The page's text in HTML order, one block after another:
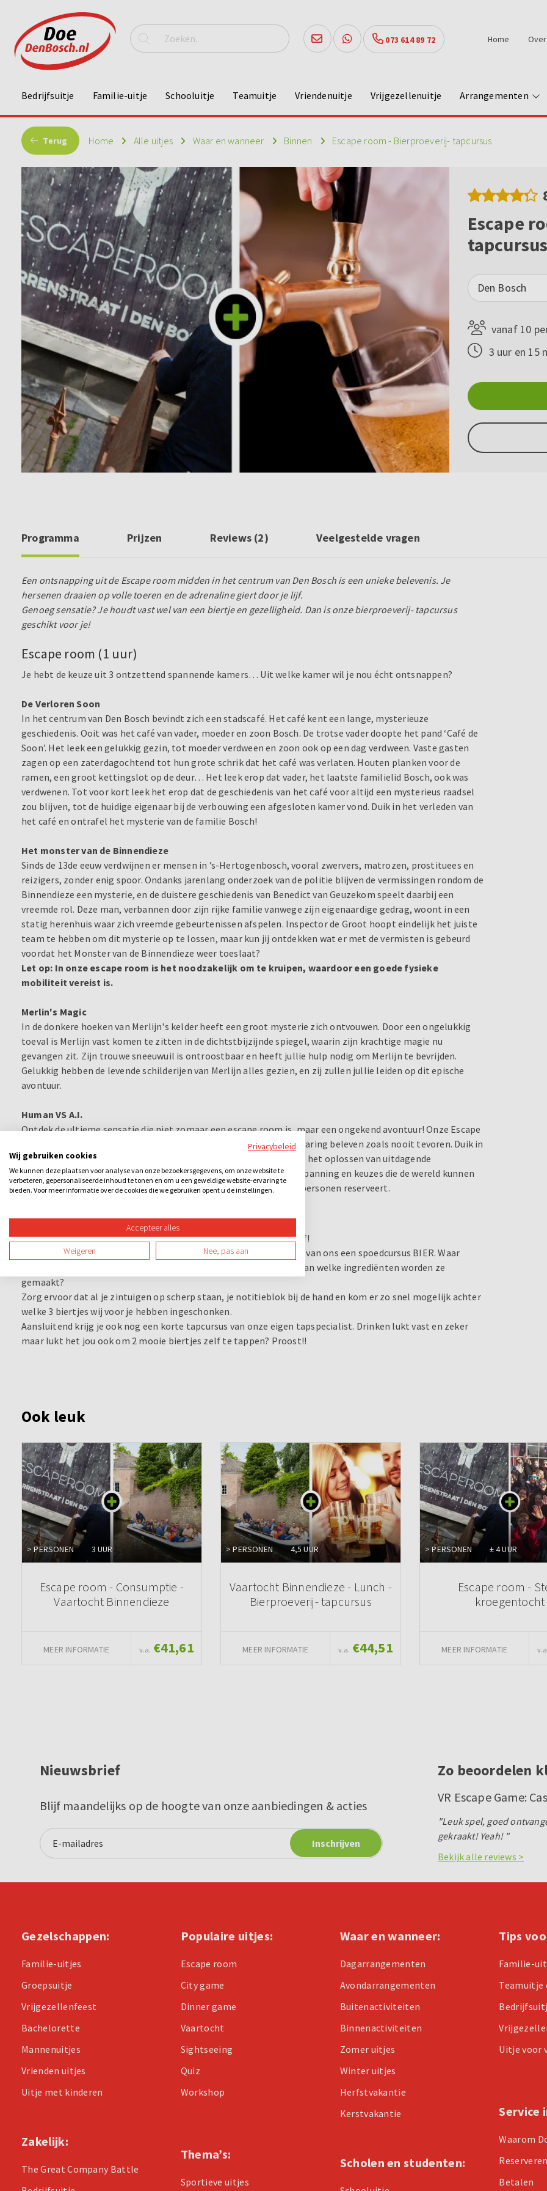
073 614 89 72 Home
Bedrijfsuitje Familie-uitje Schooluitje Teamuitje Vriendenuitje Vrijgezellenuitje Arrangementen
Terug Home Alle uitjes Waar en wanneer Binnen Escape room - Bierproeverij- tapcursus
Escape
Den Bosch
vanaf 10
3 uur en 15
Programma Prijzen Reviews (2) Veelgestelde vragen
Een ontsnapping uit de Escape room midden in het centrum van Den Bosch is een unieke belevenis. Je
hersenen draaien op volle toeren en de adrenaline giert door je lijf.
Genoeg sensatie? Je houdt vast wel van een biertje en gezelligheid. Dan is onze bierproeverij- tapcursus
geschikt voor je!
Escape room (1 uur)
Je hebt de keuze uit 3 ontzettend spannende kamers… Uit welke kamer wil je nou écht ontsnappen?
De Verloren Soon
In het centrum van Den Bosch bevindt zich een stadscafé. Het café kent een lange, mysterieuze
geschiedenis. Ooit was het café van vader, moeder en zoon Bosch. De trotse vader doopte het pand ‘Café de
Soon’. Het leek een gelukkig gezin, tot moeder verdween en zoon ook op een dag verdween. Vaste gasten
zagen op een zaterdagochtend tot hun grote schrik dat het café was verlaten. Houten planken voor de
ramen, een groot kettingslot op de deur… Het leek erop dat vader, het laatste familielid Bosch, ook was
verdwenen. Tot voor kort leek het erop dat de geschiedenis van het café voor altijd een mysterieus raadsel
zou blijven, tot de huidige eigenaar bij de verbouwing een afgesloten kamer vond. Duik in het verleden van
het café en ontrafel het mysterie van de familie Bosch!
Het monster van de Binnendieze
Sinds de 13de eeuw verdwijnen er mensen in ’s-Hertogenbosch, vooral zwervers, matrozen, prostituees en
reizigers, zonder enig spoor. Ondanks jarenlang onderzoek van de politie blijven de vermissingen rondom de
Binnendieze een mysterie, en de duistere geschiedenis van Benedict van Geuzekom speelt daarbij een
vreemde rol. Deze man, verbannen door zijn rijke familie vanwege zijn eigenaardige gedrag, woont in een
statig herenhuis waar zich vreemde gebeurtenissen afspelen. Inspector de Groot hoopt eindelijk het juiste
team te hebben om dit mysterie op te lossen, maar kun jij ontdekken wat er met de vermisten is gebeurd
voordat het Monster van de Binnendieze weer toeslaat?
Let op: In onze escape room is het noodzakelijk om te kruipen, waardoor een goede fysieke
mobiliteit vereist is.
Merlin's Magic
In de donkere hoeken van Merlijn's kelder heeft een groot mysterie zich ontvouwen. Door een ongelukkig
toeval is Merlijn vast komen te zitten in de dichtstbijzijnde spiegel, waarin zijn krachtige magie nu
gevangen zit. Zijn trouwe sneeuwuil is ontroostbaar en heeft jullie hulp nodig om Merlijn te bevrijden.
Gelukkig hebben de levende schilderijen van Merlijn alles gezien, en zij zullen jullie leiden op dit epische
avontuur.
Human VS A.I.
Ontdek de ultieme sensatie die niet zomaar een escape room is, maar een ongekend avontuur! Onze Escape
Box tilt het concept naar nieuwe hoogten en laat je een unieke ervaring beleven zoals nooit tevoren. Duik in
de spanning terwijl de ruimte om je heen een cruciale rol speelt bij het oplossen van uitdagende
puzzels. Ben jij klaar voor deze rollercoaster van technologische spanning en keuzes die de wereld kunnen
veranderen? Ook in battle modus te spelen als je met meer dan 4 personen reserveert.
Bierproeverij- tapcursus (2 uur)
Speciale bieren zijn hipper dan ooit: kijk, ruik, proef en oordeel zelf!
In ons proeflokaal in het hart van bourgondisch Den Bosch krijg je van ons een spoedcursus BIER. Waar
komen de bieren zoals wij ze nu kennen nou eigenlijk vandaan en van welke ingrediënten worden ze
gemaakt?
Zorg ervoor dat al je zintuigen op scherp staan, je notitieblok bij de hand en kom er zo snel mogelijk achter
welke 3 biertjes wij voor je hebben ingeschonken.
Aansluitend krijg je ook nog een korte tapcursus van onze eigen tapspecialist. Drinken lukt vast en zeker
maar lukt het jou ook om 2 mooie biertjes zelf te tappen? Proost!!
Ook leuk
> PERSONEN 3 UUR
Escape room - Consumptie -
Vaartocht Binnendieze
MEER INFORMATIE v.a. €41,61
> PERSONEN 4,5 UUR
Vaartocht Binnendieze - Lunch -
Bierproeverij- tapcursus
MEER INFORMATIE v.a. €44,51
> PERSONEN ± 4 UUR
Escape room -
kroegentocht
MEER INFORMATIE
Nieuwsbrief
Blijf maandelijks op de hoogte van onze aanbiedingen & acties
Zo beoordelen
VR Escape Game:
"Leuk spel, goed
gekraakt! Yeah! "
Bekijk alle reviews >
Gezelschappen:
Familie-uitjes
Groepsuitje
Vrijgezellenfeest
Bachelorette
Mannenuitjes
Vrienden uitjes
Uitje met kinderen
Zakelijk:
The Great Company Battle
Populaire uitjes:
Escape room
City game
Dinner game
Vaartocht
Sightseeing
Quiz
Workshop
Thema’s:
Sportieve uitjes
Waar en wanneer:
Dagarrangementen
Avondarrangementen
Buitenactiviteiten
Binnenactiviteiten
Zomer uitjes
Winter uitjes
Herfstvakantie
Kerstvakantie
Scholen en studenten:
Tips
Familie-
Teamuitje
Uitje voor
Service
Waarom
Betalen
Privacybeleid
Wij gebruiken cookies
We kunnen deze plaatsen voor analyse van onze bezoekersgegevens, om onze website te
verbeteren, gepersonaliseerde inhoud te tonen en om u een geweldige website-ervaring te
bieden. Voor meer informatie over de cookies die we gebruiken opent u de instellingen.
Accepteer alles
Weigeren Nee, pas aan